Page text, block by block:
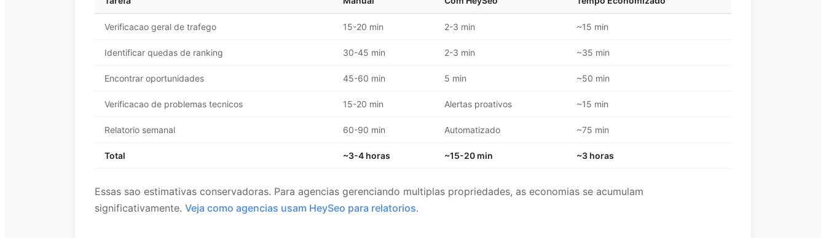
Verificacao geral de trafego 15-20 min 2-3 min ~15 min
Identificar quedas de ranking 30-45 min 2-3 min ~35 min
Encontrar oportunidades 45-60 min 5 min ~50 min
Verificacao de problemas tecnicos 15-20 min Alertas proativos ~15 min
Relatorio semanal 60-90 min Automatizado ~75 min
Total ~3-4 horas ~15-20 min ~3 horas
Essas sao estimativas conservadoras. Para agencias gerenciando multiplas propriedades, as economias se acumulam
significativamente. Veja como agencias usam HeySeo para relatorios.